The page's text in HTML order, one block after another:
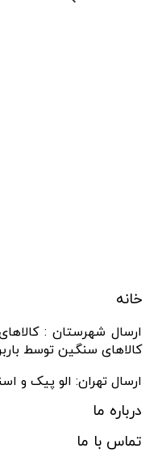
خانه
ارسال شهرستان :
کالاهای سنگین توسط
ارسال تهران: الو پیک و
درباره ما
تماس با ما